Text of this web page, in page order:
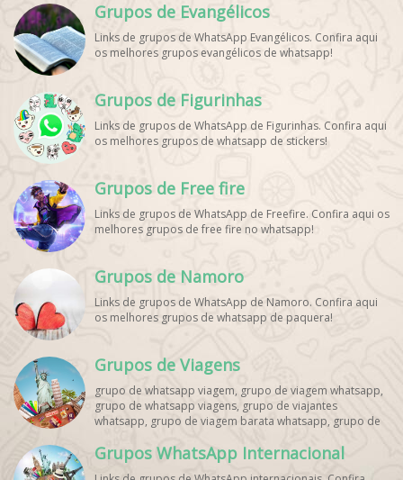
WhatsApp Esporte, Grupo WhatsApp Futebol, Link Grupo
Palpites Futebol WhatsApp, Grupo WhatsApp NBA,
Grupos de Evangélicos
Links de grupos de WhatsApp Evangélicos. Confira aqui
os melhores grupos evangélicos de whatsapp!
Grupos de Figurinhas
Links de grupos de WhatsApp de Figurinhas. Confira aqui
os melhores grupos de whatsapp de stickers!
Grupos de Free fire
Links de grupos de WhatsApp de Freefire. Confira aqui os
melhores grupos de free fire no whatsapp!
Grupos de Namoro
Links de grupos de WhatsApp de Namoro. Confira aqui
os melhores grupos de whatsapp de paquera!
Grupos de Viagens
grupo de whatsapp viagem, grupo de viagem whatsapp,
grupo de whatsapp viagens, grupo de viajantes
whatsapp, grupo de viagem barata whatsapp, grupo de
grupo de excursão whatsapp, grupo de viagem em
grupo whatsapp, grupo de viagens nacionais whatsapp,
Grupos WhatsApp Internacional